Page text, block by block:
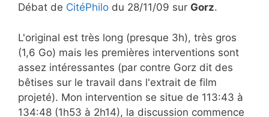
Débat de CitéPhilo du 28/11/09 sur Gorz.
L'original est très long (presque 3h), très gros
(1,6 Go) mais les premières interventions sont
assez intéressantes (par contre Gorz dit des
bêtises sur le travail dans l'extrait de film
projeté). Mon intervention se situe de 113:43 à
134:48 (1h53 à 2h14), la discussion commence